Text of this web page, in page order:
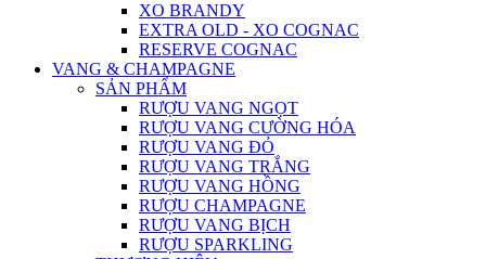
XO BRANDY
EXTRA OLD - XO COGNAC
RESERVE COGNAC
VANG & CHAMPAGNE
SẢN PHẨM
RƯỢU VANG NGỌT
RƯỢU VANG CƯỜNG HÓA
RƯỢU VANG ĐỎ
RƯỢU VANG TRẮNG
RƯỢU VANG HỒNG
RƯỢU CHAMPAGNE
RƯỢU VANG BỊCH
RƯỢU SPARKLING